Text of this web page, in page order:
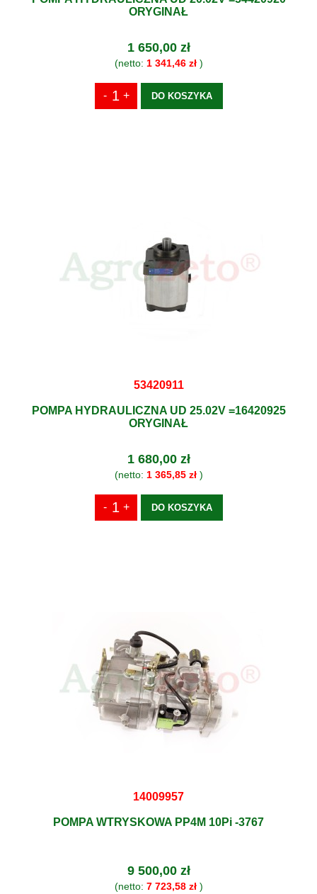
ORYGINAŁ
1 650,00 zł
(netto: 1 341,46 zł)
DO KOSZYKA
53420911
POMPA HYDRAULICZNA UD 25.02V =16420925
ORYGINAŁ
1 680,00 zł
(netto: 1 365,85 zł)
DO KOSZYKA
14009957
POMPA WTRYSKOWA PP4M 10Pi -3767
9 500,00 zł
(netto: 7 723,58 zł)